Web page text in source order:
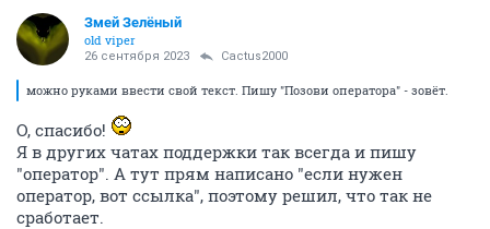
Змей Зелёный
old viper
26 сентября 2023 Cactus2000
можно руками ввести свой текст. Пишу "Позови оператора" - зовёт.
О, спасибо!
Я в других чатах поддержки так всегда и пишу
"оператор". А тут прям написано "если нужен
оператор, вот ссылка", поэтому решил, что так не
сработает.